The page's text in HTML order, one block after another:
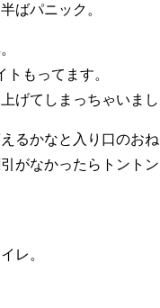
ばパニック。
もってます。
げてしまっちゃいまし
るかなと入り口のおね
がなかったらトント
レ。